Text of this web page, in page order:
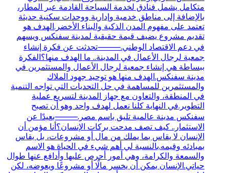
متكامل يشمل فنادق لخدمة السياحة القادمة عبر المطار،
بالإضافة إلى مناطق خدمية وإدارية ووحدات سكنية حديثة
تعتمد على مفهوم المدن الذكية والبناء الأخضر.الهدف هو
تقديم مشروع يضيف قيمة حقيقية لمدينة سفنكس ويسهم
في دعم الاقتصاد الوطني.⸻تحدثت عن فكرة إنشاء
جمعية لرجال الأعمال في المدينة.. ما الهدف منها؟الفكرة
ببساطة هي إنشاء جمعية لرجال الأعمال والمستثمرين في
مدينة سفنكس.الهدف منها هو توحيد جهود الملاك
والمستثمرين للمساهمة في حل التحديات التي تواجه التنمية
في المنطقة، والتعاون مع جهاز المدينة لتسريع عملية
التطوير.في النهاية كلنا نعمل لهدف واحد وهو أن تصبح
سفنكس مدينة عالمية تليق باسم مصر.⸻بعيدًا عن
الاستثمار.. كيف تصف مدحت بركات الإنسان؟أنا مؤمن أن
الإنسان لا يقاس بما يملك من مال أو مشروعات، بل يقاس
بمبادئه وقيمه.بالنسبة لي أهم شيء في الحياة هو الاسم
والسمعة والكرامة، وهي أمور أحرص عليها وأدافع عنها طوال
حياتي.الإنسان يمكن أن يخسر مالًا أو مشروعًا ويعوضه، لكن